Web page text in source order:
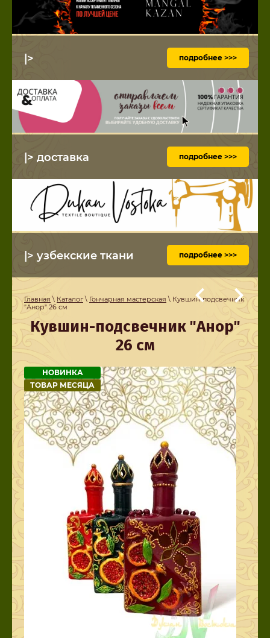
|> подробнее >>>
|> доставка подробнее >>>
|> узбекские ткани подробнее >>>
Главная \ Каталог\ Гончарная мастерская \ Кувшин-подсвечник
"Анор" 26 см
Кувшин-подсвечник "Анор"
26 см
НОВИНКА
ТОВАР МЕСЯЦА